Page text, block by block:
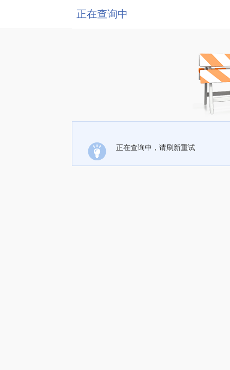
正在查询中
正在查询中，请刷新重试